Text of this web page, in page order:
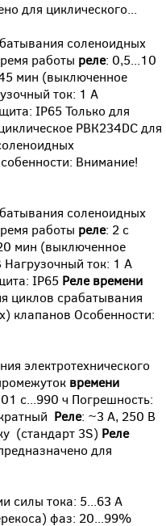
для циклического...
соленоидных
работы реле: 0,5...10
мин (выключенное
ток: 1 А
IP65 Только для
РВК234DC для
Внимание!
соленоидных
работы реле: 2 с
мин (выключенное
ток: 1 А
IP65 Реле времени
циклов срабатывания
клапанов Особенности:
электротехнического
времени
с...990 ч Погрешность:
Реле: ~3 А, 250 В
(стандарт 3S) Реле
для
силы тока: 5...63 А
фаз: 20...99%